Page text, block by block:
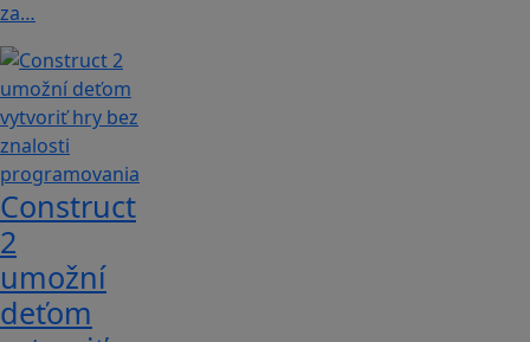
za…
Construct
2
umožní
deťom